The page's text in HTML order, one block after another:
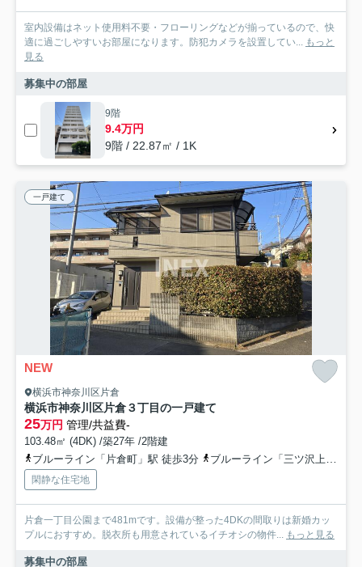
室内設備はネット使用料不要・フローリングなどが揃っているので、快
適に過ごしやすいお部屋になります。防犯カメラを設置してい... もっと
見る
募集中の部屋
9階
9.4万円
9階 / 22.87㎡ / 1K
一戸建て
NEW
横浜市神奈川区片倉
横浜市神奈川区片倉３丁目の一戸建て
25万円 管理/共益費-
103.48㎡ (4DK) /築27年 /2階建
ブルーライン「片倉町」駅 徒歩3分
ブルーライン「三ツ沢上町」駅 徒歩24分
閑静な住宅地
片倉一丁目公園まで481mです。設備が整った4DKの間取りは新婚カッ
プルにおすすめ。脱衣所も用意されているイチオシの物件... もっと見る
募集中の部屋